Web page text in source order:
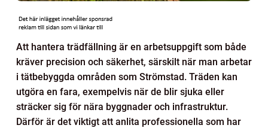
Att hantera trädfällning är en arbetsuppgift som både
kräver precision och säkerhet, särskilt när man arbetar
i tätbebyggda områden som Strömstad. Träden kan
utgöra en fara, exempelvis när de blir sjuka eller
sträcker sig för nära byggnader och infrastruktur.
Därför är det viktigt att anlita professionella som har